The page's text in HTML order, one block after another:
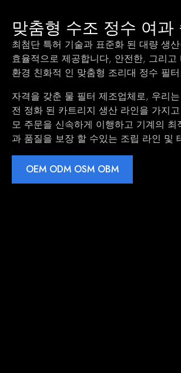
맞춤형 수조 정수 여과
최첨단 특허 기술과 표준화 된 대량 생
효율적으로 제공합니다, 안전한, 그리고
환경 친화적 인 맞춤형 조리대 정수 필터.
자격을 갖춘 물 필터 제조업체로, 우리
전 정화 된 카트리지 생산 라인을 가지
모 주문을 신속하게 이행하고 기계의 최
과 품질을 보장 ​​할 수있는 조립 라인 및
OEM ODM OSM OBM